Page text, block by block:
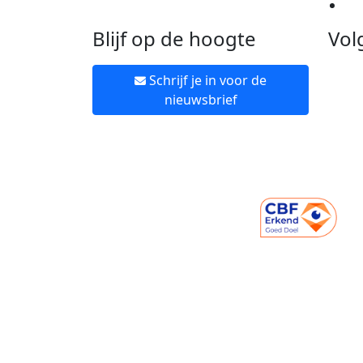
Blijf op de hoogte
Schrijf je in voor de
nieuwsbrief